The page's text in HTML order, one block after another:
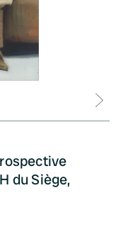
du Siège,